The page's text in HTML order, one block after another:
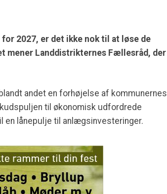
2027, er det ikke nok til at løse de
mener Landdistrikternes Fællesråd, der
andet en forhøjelse af kommunernes
til økonomisk udfordrede
en lånepulje til anlægsinvesteringer.